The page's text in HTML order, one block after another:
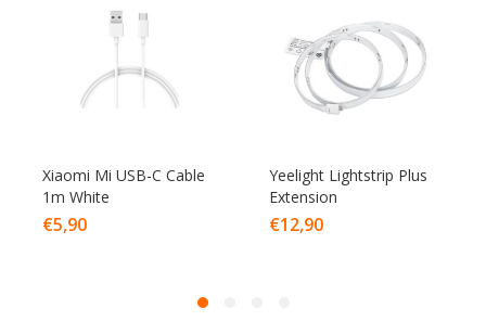
Xiaomi Mi USB-C Cable
1m White
€5,90
Yeelight Lightstrip Plus
Extension
€12,90